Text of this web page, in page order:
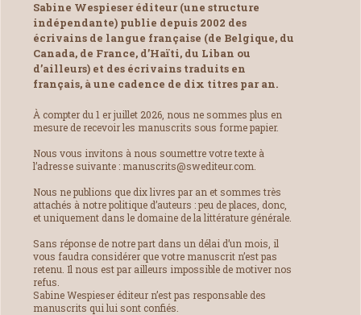
Sabine Wespieser éditeur (une structure
indépendante) publie depuis 2002 des
écrivains de langue française (de Belgique, du
Canada, de France, d’Haïti, du Liban ou
d’ailleurs) et des écrivains traduits en
français, à une cadence de dix titres par an.
À compter du 1 er juillet 2026, nous ne sommes plus en
mesure de recevoir les manuscrits sous forme papier.
Nous vous invitons à nous soumettre votre texte à
l’adresse suivante : manuscrits@swediteur.com.
Nous ne publions que dix livres par an et sommes très
attachés à notre politique d’auteurs : peu de places, donc,
et uniquement dans le domaine de la littérature générale.
Sans réponse de notre part dans un délai d’un mois, il
vous faudra considérer que votre manuscrit n’est pas
retenu. Il nous est par ailleurs impossible de motiver nos
refus.
Sabine Wespieser éditeur n’est pas responsable des
manuscrits qui lui sont confiés.